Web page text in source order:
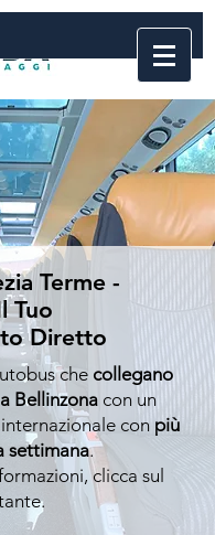
Terme -
Tuo
Diretto
che collegano
Bellinzona con un
con più
settimana.
clicca sul